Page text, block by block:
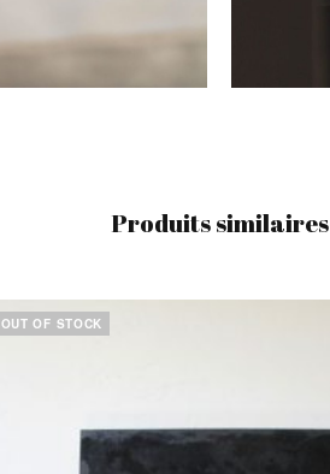
Produits similaires
OUT OF STOCK